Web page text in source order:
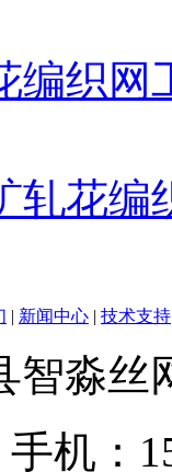
编织网
轧花编
| 新闻中心 | 技术支持
智淼丝
机：